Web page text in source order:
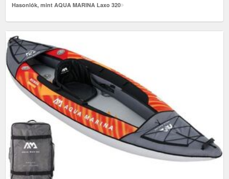
Hasonlók, mint AQUA MARINA Laxo 320